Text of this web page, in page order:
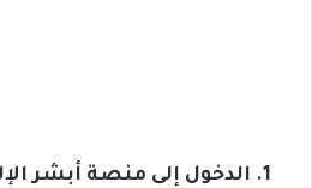
الدخول إلى منصة أبشر